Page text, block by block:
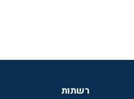
רשתות